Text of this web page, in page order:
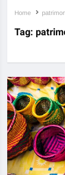
Home
Tag: